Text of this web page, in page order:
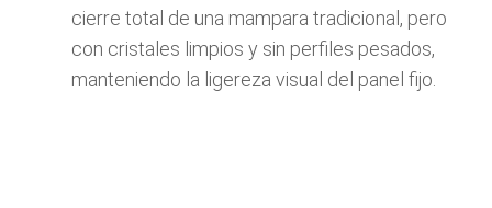
cierre total de una mampara tradicional, pero
con cristales limpios y sin perfiles pesados,
manteniendo la ligereza visual del panel fijo.